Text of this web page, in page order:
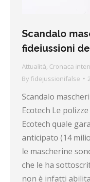
Scandalo
fideiussioni
Attualità Cronaca
By fidejussionifalse
Scandalo
Ecotech Le
Ecotech quale
anticipato (14
le mascherine
che le ha
non è infatti